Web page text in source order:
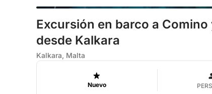
Excursión en barco a
desde Kalkara
Kalkara, Malta
Nuevo